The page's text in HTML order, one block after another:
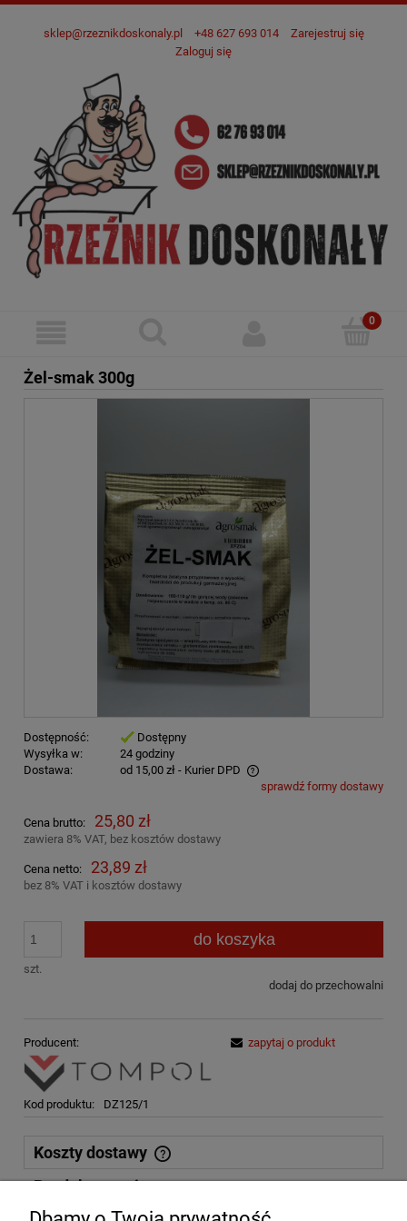
sklep@rzeznikdoskonaly.pl +48 627 693 014
Zarejestruj się
Zaloguj się
Żel-smak 300g
Dostępność:
Dostępny
Wysyłka w:
24 godziny
Dostawa:
od 15,00 zł - Kurier DPD
Cena nie zawiera ewentualnych kosztów płatnościsprawdź formy dostawy
Cena brutto: 25,80 zł
zawiera 8% VAT, bez kosztów dostawy
Cena netto: 23,89 zł
bez 8% VAT i kosztów dostawy
szt.
do koszyka
dodaj do przechowalni
Producent:
Kod produktu: DZ125/1
zapytaj o produkt
Koszty dostawy
Cena nie zawiera ewentualnych kosztów płatności
Produkty powiązane